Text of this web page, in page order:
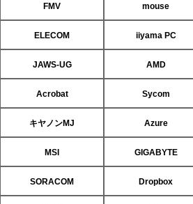
FMV mouse
ELECOM iiyama PC
JAWS-UG AMD
Acrobat Sycom
キヤノンMJ Azure
MSI GIGABYTE
SORACOM Dropbox